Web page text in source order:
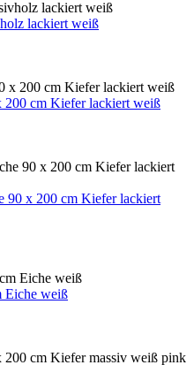
lackiert weiß
200 cm Kiefer lackiert weiß
90 x 200 cm Kiefer lackiert
Eiche weiß